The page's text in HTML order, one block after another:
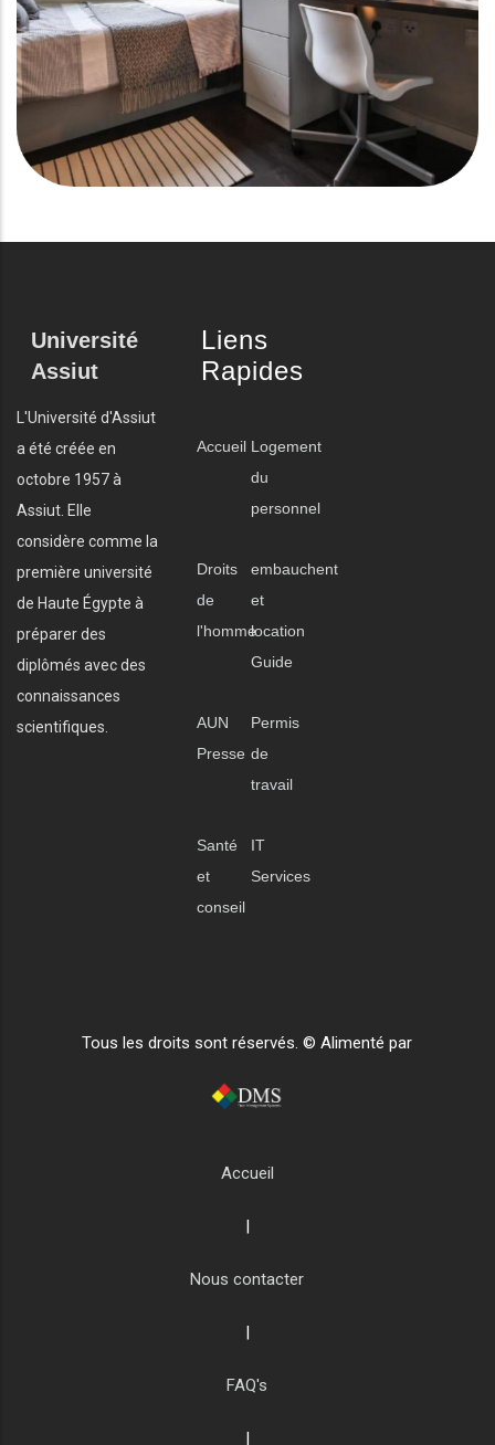
Université
Assiut
L'Université d'Assiut
a été créée en
octobre 1957 à
Assiut. Elle
considère comme la
première université
de Haute Égypte à
préparer des
diplômés avec des
connaissances
scientifiques.
Liens
Rapides
Accueil Logement
du
personnel
Droits
de
l'homme
embauchent
et
location
Guide
AUN
Presse
Permis
de
travail
Santé
et
conseil
IT
Services
Tous les droits sont réservés. © Alimenté par
Accueil
Nous contacter
FAQ's